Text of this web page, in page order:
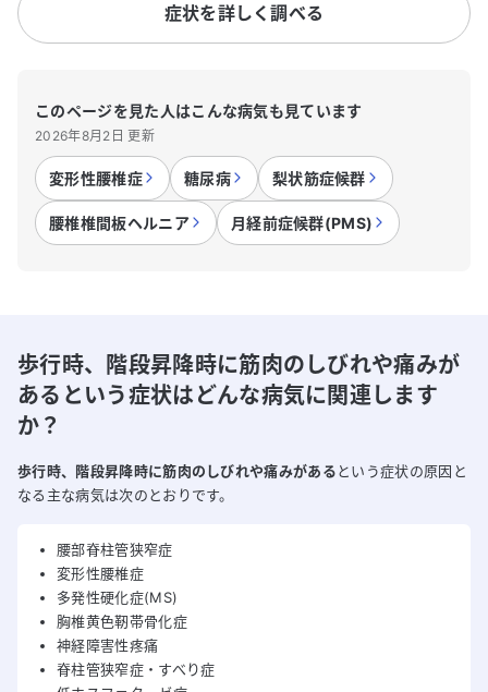
症状を詳しく調べる
このページを見た人はこんな病気も見ています
2026年8月2日 更新
変形性腰椎症 糖尿病 梨状筋症候群
腰椎椎間板ヘルニア 月経前症候群(PMS)
歩行時、階段昇降時に筋肉のしびれや痛みが
あるという症状はどんな病気に関連します
か？
歩行時、階段昇降時に筋肉のしびれや痛みがあるという症状の原因と
なる主な病気は次のとおりです。
腰部脊柱管狭窄症
変形性腰椎症
多発性硬化症(MS)
胸椎黄色靭帯骨化症
神経障害性疼痛
脊柱管狭窄症・すべり症